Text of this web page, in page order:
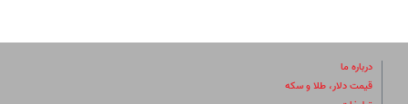
درباره ما
قیمت دلار، طلا و سکه